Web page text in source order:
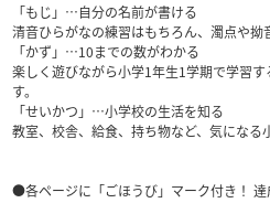
「もじ」…自分の名前が書ける
清音ひらがなの練習はもちろん、濁点や拗
「かず」…10までの数がわかる
楽しく遊びながら小学1年生1学期で学習
す。
「せいかつ」…小学校の生活を知る
教室、校舎、給食、持ち物など、気になる
●各ページに「ごほうび」マーク付き！ 達